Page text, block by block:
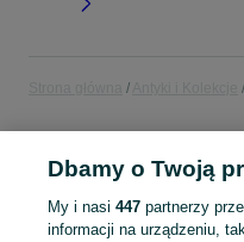
KATEGORIA
Dbamy o Twoją
My i nasi 447partnerzy
informacji na urządzeniu,